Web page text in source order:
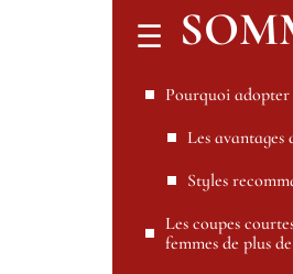
Pourquoi adopter
Les avantages
Styles
Les coupes
femmes de plus